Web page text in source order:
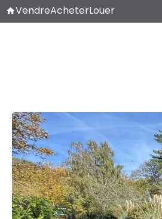
VendreAcheterLouer